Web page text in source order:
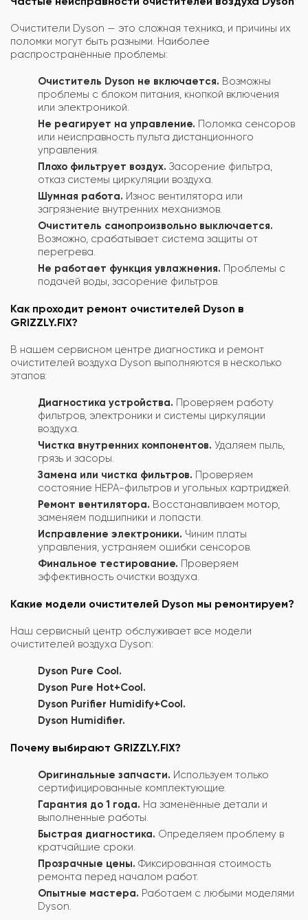
Очистители Dyson — это сложная техника, и причины их
поломки могут быть разными. Наиболее
распространённые проблемы:
Очиститель Dyson не включается. Возможны
проблемы с блоком питания, кнопкой включения
или электроникой.
Не реагирует на управление. Поломка сенсоров
или неисправность пульта дистанционного
управления.
Плохо фильтрует воздух. Засорение фильтра,
отказ системы циркуляции воздуха.
Шумная работа. Износ вентилятора или
загрязнение внутренних механизмов.
Очиститель самопроизвольно выключается.
Возможно, срабатывает система защиты от
перегрева.
Не работает функция увлажнения. Проблемы с
подачей воды, засорение фильтров.
Как проходит ремонт очистителей Dyson в
GRIZZLY.FIX?
В нашем сервисном центре диагностика и ремонт
очистителей воздуха Dyson выполняются в несколько
этапов:
Диагностика устройства. Проверяем работу
фильтров, электроники и системы циркуляции
воздуха.
Чистка внутренних компонентов. Удаляем пыль,
грязь и засоры.
Замена или чистка фильтров. Проверяем
состояние HEPA-фильтров и угольных картриджей.
Ремонт вентилятора. Восстанавливаем мотор,
заменяем подшипники и лопасти.
Исправление электроники. Чиним платы
управления, устраняем ошибки сенсоров.
Финальное тестирование. Проверяем
эффективность очистки воздуха.
Какие модели очистителей Dyson мы ремонтируем?
Наш сервисный центр обслуживает все модели
очистителей воздуха Dyson:
Dyson Pure Cool.
Dyson Pure Hot+Cool.
Dyson Purifier Humidify+Cool.
Dyson Humidifier.
Почему выбирают GRIZZLY.FIX?
Оригинальные запчасти. Используем только
сертифицированные комплектующие.
Гарантия до 1 года. На заменённые детали и
выполненные работы.
Быстрая диагностика. Определяем проблему в
кратчайшие сроки.
Прозрачные цены. Фиксированная стоимость
ремонта перед началом работ.
Опытные мастера. Работаем с любыми моделями
Dyson.